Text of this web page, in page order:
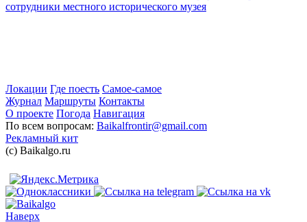
сотрудники местного исторического музея
Локации Где поесть Самое-самое
Журнал Маршруты Контакты
О проекте Погода Навигация
По всем вопросам: Baikalfrontir@gmail.com
Рекламный кит
(с) Baikalgo.ru
Наверх